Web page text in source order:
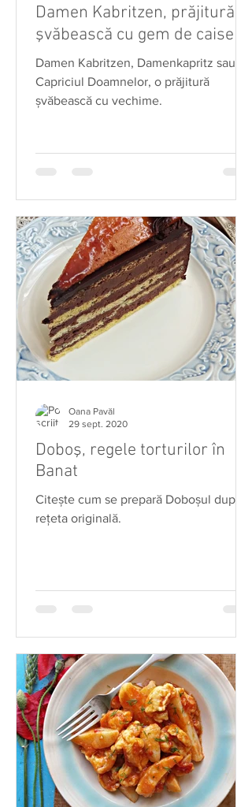
Damen Kabritzen, prăjitură
şvăbească cu gem de caise
Damen Kabritzen, Damenkapritz sau
Capriciul Doamnelor, o prăjitură
şvăbească cu vechime.
Doboş, regele torturilor în
Banat
Citeşte cum se prepară Doboşul după
reţeta originală.
Oana Pavăl
29 sept. 2020